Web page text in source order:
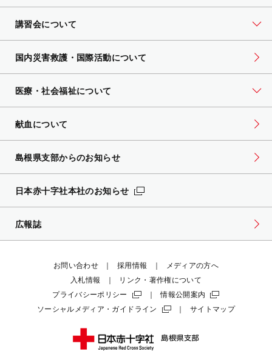
講習会について
国内災害救護・国際活動について
医療・社会福祉について
献血について
島根県支部からのお知らせ
日本赤十字社本社のお知らせ
広報誌
お問い合わせ 採用情報
メディアの方へ
入札情報
リンク・著作権について
プライバシーポリシー
情報公開案内
ソーシャルメディア・ガイドライン
サイトマップ